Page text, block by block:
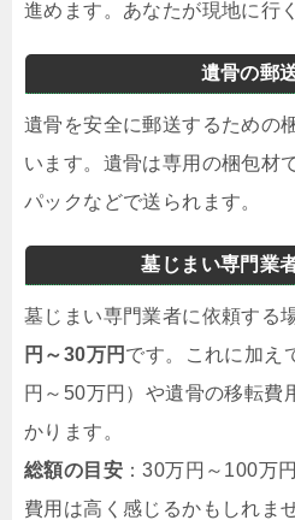
進めます。あなたが現地に行
遺骨の郵
遺骨を安全に郵送するための
います。遺骨は専用の梱包材
パックなどで送られます。
墓じまい専門業
墓じまい専門業者に依頼する
円～30万円 です。これに加え
円～50万円）や遺骨の移転費
かります。
総額の目安 ：30万円～100万円
費用は高く感じるかもしれま